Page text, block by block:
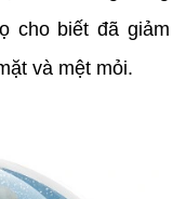
cho biết đã giảm
và mệt mỏi.